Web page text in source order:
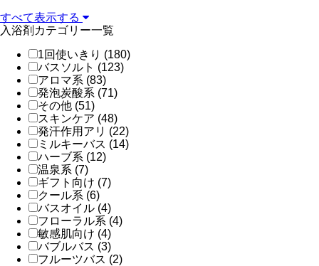
すべて表示する
入浴剤カテゴリー一覧
1回使いきり (180)
バスソルト (123)
アロマ系 (83)
発泡炭酸系 (71)
その他 (51)
スキンケア (48)
発汗作用アリ (22)
ミルキーバス (14)
ハーブ系 (12)
温泉系 (7)
ギフト向け (7)
クール系 (6)
バスオイル (4)
フローラル系 (4)
敏感肌向け (4)
バブルバス (3)
フルーツバス (2)